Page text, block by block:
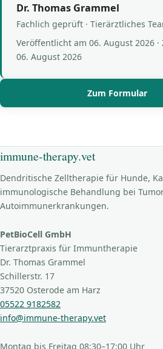
Dr. Thomas Grammel
Fachlich geprüft · Tierärztliches
Veröffentlicht am 06. August 2026
06. August 2026
Zum Formular
immune-therapy.vet
Dendritische Zelltherapie für Hunde,
immunologische Behandlung bei
Autoimmunerkrankungen.
PetBioCell GmbH
Tierarztpraxis für Immuntherapie
Dr. Thomas Grammel
Schillerstr. 17
37520 Osterode am Harz
05522 9182582
info@immune-therapy.vet
Montag bis Freitag 08:30–17:00 Uhr